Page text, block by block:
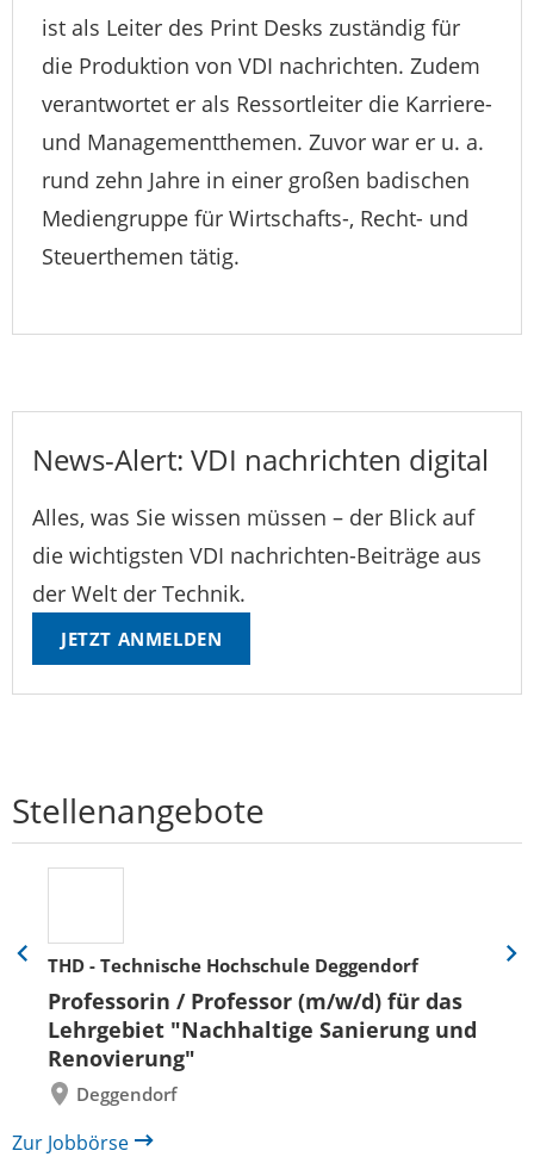
ist als Leiter des Print Desks zuständig für
die Produktion von VDI nachrichten. Zudem
verantwortet er als Ressortleiter die Karriere-
und Managementthemen. Zuvor war er u. a.
rund zehn Jahre in einer großen badischen
Mediengruppe für Wirtschafts-, Recht- und
Steuerthemen tätig.
News-Alert: VDI nachrichten digital
Alles, was Sie wissen müssen – der Blick auf
die wichtigsten VDI nachrichten-Beiträge aus
der Welt der Technik.
JETZT ANMELDEN
Stellenangebote
THD - Technische Hochschule Deggendorf
Professorin / Professor (m/w/d) für das
Lehrgebiet "Nachhaltige Sanierung und
Renovierung"
Deggendorf
Eine
zurück
Eine
Zur Jobbörse